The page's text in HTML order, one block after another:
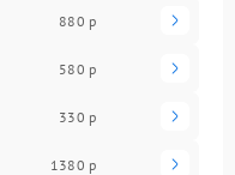
880 р
580 р
330 р
1380 р